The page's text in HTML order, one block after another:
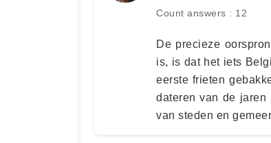
Count answers : 12
De precieze
is, is dat het iets
eerste frieten
dateren van de jaren
van steden en